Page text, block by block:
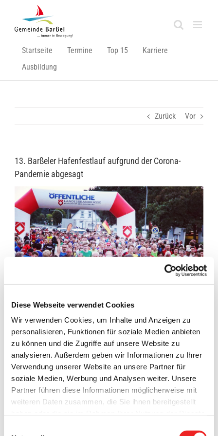
Diese Webseite verwendet Cookies
Wir verwenden Cookies, um Inhalte und Anzeigen zu
personalisieren, Funktionen für soziale Medien anbieten
zu können und die Zugriffe auf unsere Website zu
analysieren. Außerdem geben wir Informationen zu Ihrer
Verwendung unserer Website an unsere Partner für
soziale Medien, Werbung und Analysen weiter. Unsere
Partner führen diese Informationen möglicherweise mit
weiteren Daten zusammen, die Sie ihnen bereitgestellt
springen
Startseite Termine Top 15
Karriere
Ausbildung
Zurück Vor
13. Barßeler Hafenfestlauf aufgrund der Corona-
Pandemie abgesagt
Zeige
grösseres
Bild
Als hätten es die Organisatoren des 13. Barßeler
Hafenfestlaufes geahnt, dass die 13 auch für sie zu einer
Unglückszahl werden könnte, hatten sie im vergangenen
Jahr bei der Erstellung der Ausschreibung noch unzählige
Kleeblätter in selbiger untergebracht.
Doch diese
„Gegenmaßnahme“ gegen die Unglückszahl 13 war nicht
erfolgreich: aufgrund der Regelungen im Zuge der Corona-
Pandemie – keine Großveranstaltungen bis zum 31. August